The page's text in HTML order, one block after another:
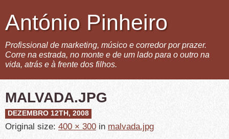
António Pinheiro
Profissional de marketing, músico e corredor por prazer.
Corre na estrada, no monte e de um lado para o outro na
vida, atrás e à frente dos filhos.
MALVADA.JPG
DEZEMBRO 12TH, 2008
Original size: 400 × 300 in malvada.jpg